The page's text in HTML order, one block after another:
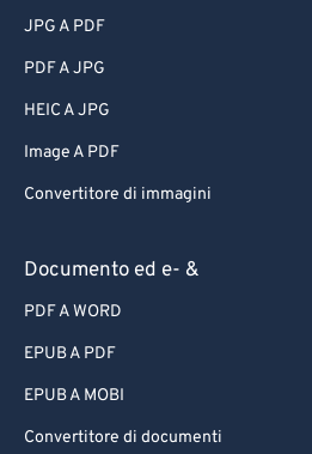
JPG A PDF
PDF A JPG
HEIC A JPG
Image A PDF
Convertitore di immagini
Documento ed e- &
PDF A WORD
EPUB A PDF
EPUB A MOBI
Convertitore di documenti